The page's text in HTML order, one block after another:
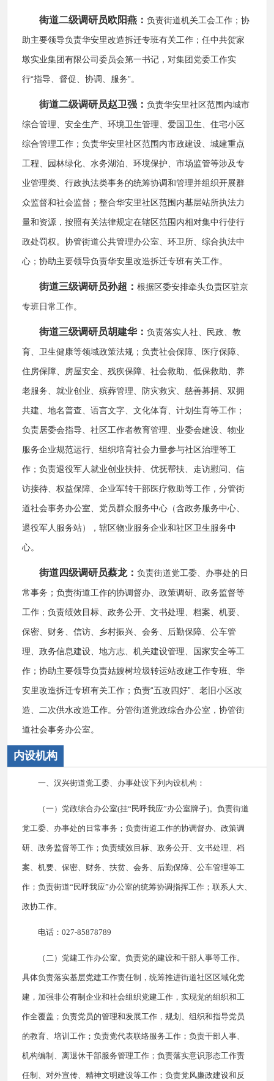
街道二级调研员欧阳燕： 负责街道机关工会工作；协
助主要领导负责华安里改造拆迁专班有关工作；任中共贺家
墩实业集团有限公司委员会第一书记，对集团党委工作实
行“指导、督促、协调、服务”。
街道二级调研员赵卫强： 负责华安里社区范围内城市
综合管理、安全生产、环境卫生管理、爱国卫生、住宅小区
综合管理工作；负责华安里社区范围内市政建设、城建重点
工程、园林绿化、水务湖泊、环境保护、市场监管等涉及专
业管理类、行政执法类事务的统筹协调和管理并组织开展群
众监督和社会监督；整合华安里社区范围内基层站所执法力
量和资源，按照有关法律规定在辖区范围内相对集中行使行
政处罚权。协管街道公共管理办公室、环卫所、综合执法中
心；协助主要领导负责华安里改造拆迁专班有关工作。
街道三级调研员孙超： 根据区委安排牵头负责区驻京
专班日常工作。
街道三级调研员胡建华： 负责落实人社、民政、教
育、卫生健康等领域政策法规；负责社会保障、医疗保障、
住房保障、房屋安全、残疾保障、社会救助、低保救助、养
老服务、就业创业、殡葬管理、防灾救灾、慈善募捐、双拥
共建、地名普查、语言文字、文化体育、计划生育等工作；
负责居委会指导、社区工作者教育管理、业委会建设、物业
服务企业规范运行、组织培育社会力量参与社区治理等工
作；负责退役军人就业创业扶持、优抚帮扶、走访慰问、信
访接待、权益保障、企业军转干部医疗救助等工作，分管街
道社会事务办公室、党员群众服务中心（含政务服务中心、
退役军人服务站），辖区物业服务企业和社区卫生服务中
心。
街道四级调研员蔡龙： 负责街道党工委、办事处的日
常事务；负责街道工作的协调督办、政策调研、政务监督等
工作；负责绩效目标、政务公开、文书处理、档案、机要、
保密、财务、信访、乡村振兴、会务、后勤保障、公车管
理、政务信息建设、地方志、机关建设管理、国家安全等工
作；协助主要领导负责姑嫂树垃圾转运站改建工作专班、华
安里改造拆迁专班有关工作；负责“五改四好”、老旧小区改
造、二次供水改造工作。分管街道党政综合办公室，协管街
道社会事务办公室。
内设机构
一、汉兴街道党工委、办事处设下列内设机构：
（一）党政综合办公室(挂“民呼我应”办公室牌子)。负责街道
党工委、办事处的日常事务；负责街道工作的协调督办、政策调
研、政务监督等工作；负责绩效目标、政务公开、文书处理、档
案、机要、保密、财务、扶贫、会务、后勤保障、公车管理等工
作；负责街道“民呼我应”办公室的统筹协调指挥工作；联系人大、
政协工作。
电话：027-85878789
（二）党建工作办公室。负责党的建设和干部人事等工作。
具体负责落实基层党建工作责任制，统筹推进街道社区区域化党
建，加强非公有制企业和社会组织党建工作，实现党的组织和工
作全覆盖；负责党员的管理和发展工作，规划、组织和指导党员
的教育、培训工作；负责党代表联络服务工作；负责干部人事、
机构编制、离退休干部服务管理工作；负责落实意识形态工作责
任制、对外宣传、精神文明建设等工作；负责党风廉政建设和反